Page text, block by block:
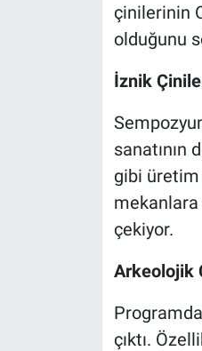
çinilerinin
olduğunu
İznik
sanatının
gibi üretim
çekiyor.
Arkeolojik
çıktı.